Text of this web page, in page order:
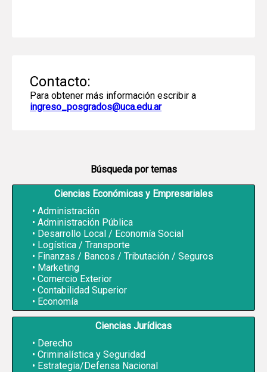
Búsqueda por temas
Ciencias Económicas y Empresariales
Administración
Administración Pública
Desarrollo Local / Economía Social
Logística / Transporte
Finanzas / Bancos / Tributación / Seguros
Marketing
Comercio Exterior
Contabilidad Superior
Economía
Ciencias Jurídicas
Derecho
Criminalística y Seguridad
Estrategia/Defensa Nacional
Contacto:
Para obtener más información escribir a
ingreso_posgrados@uca.edu.ar